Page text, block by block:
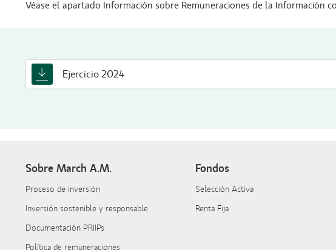
Véase el apartado Información sobre Remuneraciones de la Información
Ejercicio 2024
Sobre March A.M.
Proceso de inversión
Inversión sostenible y responsable
Documentación PRIIPs
Política de remuneraciones
Fondos
Selección Activa
Renta Fija